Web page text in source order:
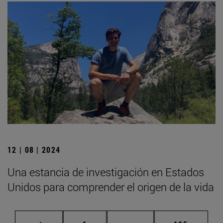
12 | 08 | 2024
Una estancia de investigación en Estados
Unidos para comprender el origen de la vida